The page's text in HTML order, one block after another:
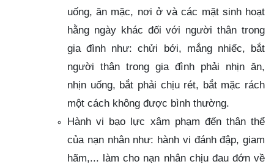
uống, ăn mặc, nơi ở và các mặt sinh hoạt
hằng ngày khác đối với người thân trong
gia đình như: chửi bới, mắng nhiếc, bắt
người thân trong gia đình phải nhịn ăn,
nhịn uống, bắt phải chịu rét, bắt mặc rách
một cách không được bình thường.
Hành vi bạo lực xâm phạm đến thân thể
của nạn nhân như: hành vi đánh đập, giam
hãm,... làm cho nạn nhân chịu đau đớn về